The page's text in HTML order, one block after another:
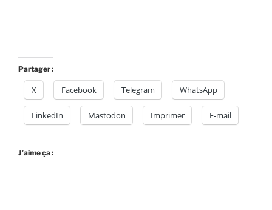
Partager :
X Facebook Telegram WhatsApp
LinkedIn Mastodon Imprimer E-mail
J’aime ça :